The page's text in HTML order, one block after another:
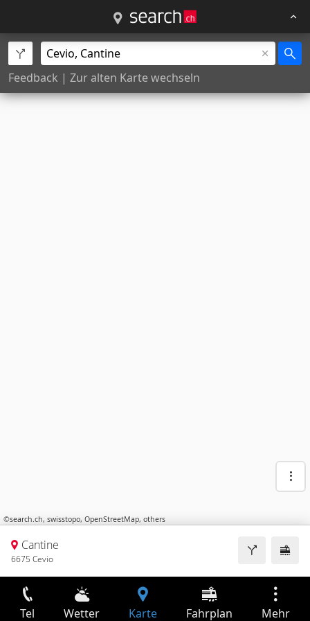
Feedback | Zur alten Karte wechseln
©search.ch, swisstopo, OpenStreetMap, others
Cantine
6675 Cevio
Tel Wetter Karte Fahrplan Mehr